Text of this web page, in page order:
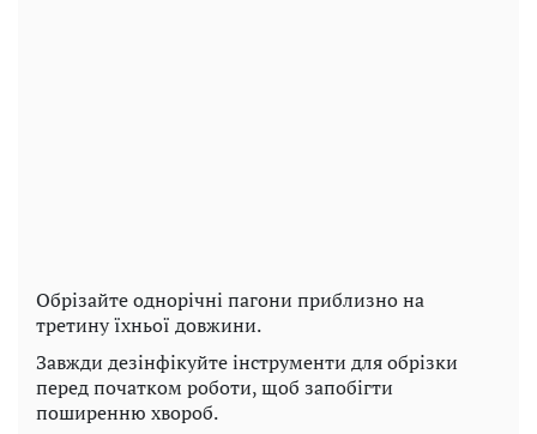
Обрізайте однорічні пагони приблизно на
третину їхньої довжини.
Завжди дезінфікуйте інструменти для обрізки
перед початком роботи, щоб запобігти
поширенню хвороб.